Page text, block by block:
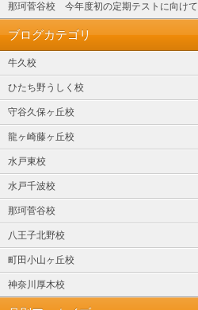
那珂菅谷校 今年度初の定期テストに向けて
ブログカテゴリ
牛久校
ひたち野うしく校
守谷久保ヶ丘校
龍ヶ崎藤ヶ丘校
水戸東校
水戸千波校
那珂菅谷校
八王子北野校
町田小山ヶ丘校
神奈川厚木校